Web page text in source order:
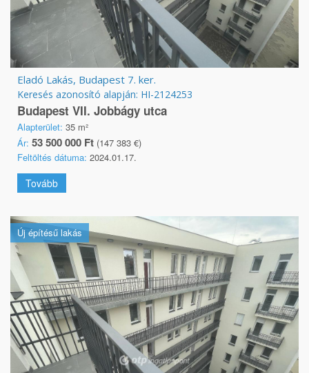
Eladó Lakás, Budapest 7. ker.
Keresés azonosító alapján: HI-2124253
Budapest VII. Jobbágy utca
Alapterület: 35 m²
Ár: 53 500 000 Ft (147 383 €)
Feltöltés dátuma: 2024.01.17.
Tovább
Új építésű lakás